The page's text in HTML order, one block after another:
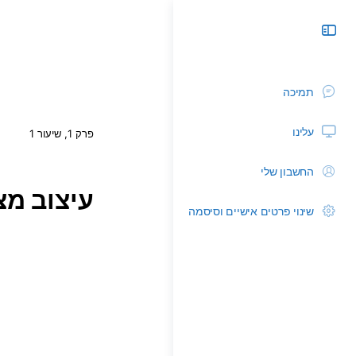
תמיכה
עלינו
החשבון שלי
שינוי פרטים אישיים וסיסמה
פרק 1, שיעור 1
עיצוב